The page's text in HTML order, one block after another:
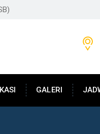
GALERI